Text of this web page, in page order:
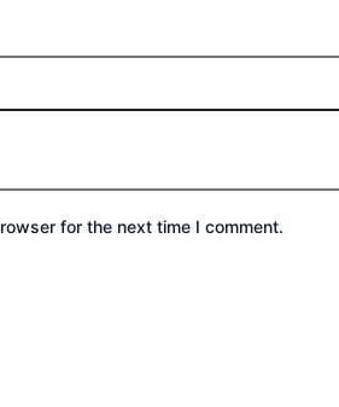
for the next time I comment.